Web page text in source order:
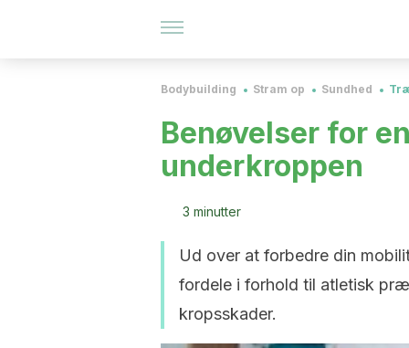
Bodybuilding Stram op Sundhed
Benøvelser for
underkroppen
3 minutter
Ud over at forbedre din
fordele i forhold til atletisk
kropsskader.